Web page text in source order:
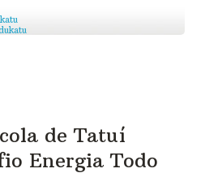
de Tatuí
Energia Todo